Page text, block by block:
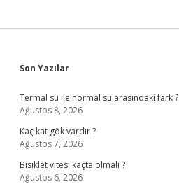
Sidebar
Son Yazılar
Termal su ile normal su arasındaki fark ?
Ağustos 8, 2026
Kaç kat gök vardır ?
Ağustos 7, 2026
Bisiklet vitesi kaçta olmalı ?
Ağustos 6, 2026